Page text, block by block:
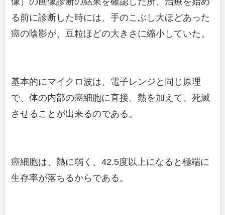
る前に診断した時には、手のこぶし大ほどあった
癌の陰影が、豆粒ほどの大きさに縮小していた。
基本的にマイクロ波は、電子レンジと同じ原理
で、体の内部の癌細胞に直接、熱を加えて、死滅
させることが出来るのである。
癌細胞は、熱に弱く、42.5度以上になると極端に
生存率が落ちるからである。